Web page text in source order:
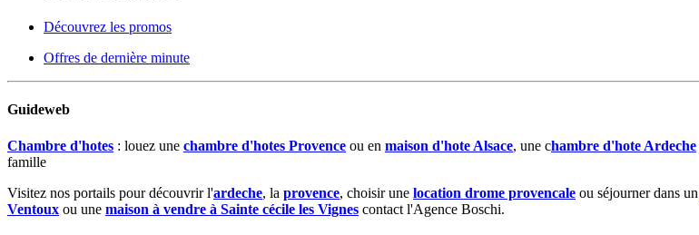
Découvrez les promos
Offres de dernière minute
Guideweb
Chambre d'hotes : louez une chambre d'hotes Provence ou en maison d'hote Alsace, une chambre d'hote Ardeche
famille
Visitez nos portails pour découvrir l'ardeche, la provence, choisir une location drome provencale ou séjourner dans un
Ventoux ou une maison à vendre à Sainte cécile les Vignes contact l'Agence Boschi.